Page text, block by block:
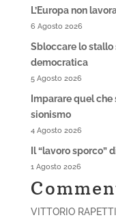
L’Europa non
6 Agosto 2026
Sbloccare lo stallo
democratica
5 Agosto 2026
Imparare quel
sionismo
4 Agosto 2026
Il “lavoro sporco”
1 Agosto 2026
VITTORIO RAPETTI